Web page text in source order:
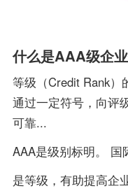
什么是AAA级企
等级（Credit Rank）
通过一定符号，向评
可靠...
AAA是级别标明。 国
是等级，有助提高企